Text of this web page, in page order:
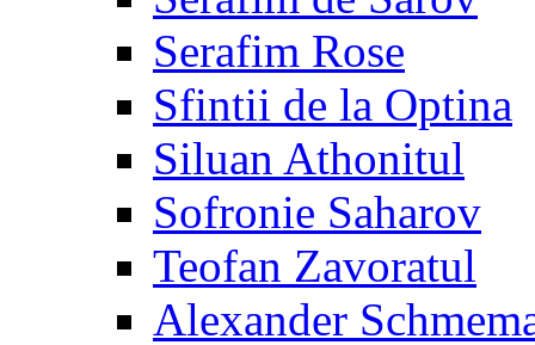
Serafim Rose
Sfintii de la Optina
Siluan Athonitul
Sofronie Saharov
Teofan Zavoratul
Alexander